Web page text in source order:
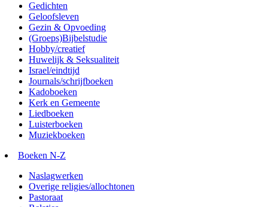
Gedichten
Geloofsleven
Gezin & Opvoeding
(Groeps)Bijbelstudie
Hobby/creatief
Huwelijk & Seksualiteit
Israel/eindtijd
Journals/schrijfboeken
Kadoboeken
Kerk en Gemeente
Liedboeken
Luisterboeken
Muziekboeken
Boeken N-Z
Naslagwerken
Overige religies/allochtonen
Pastoraat